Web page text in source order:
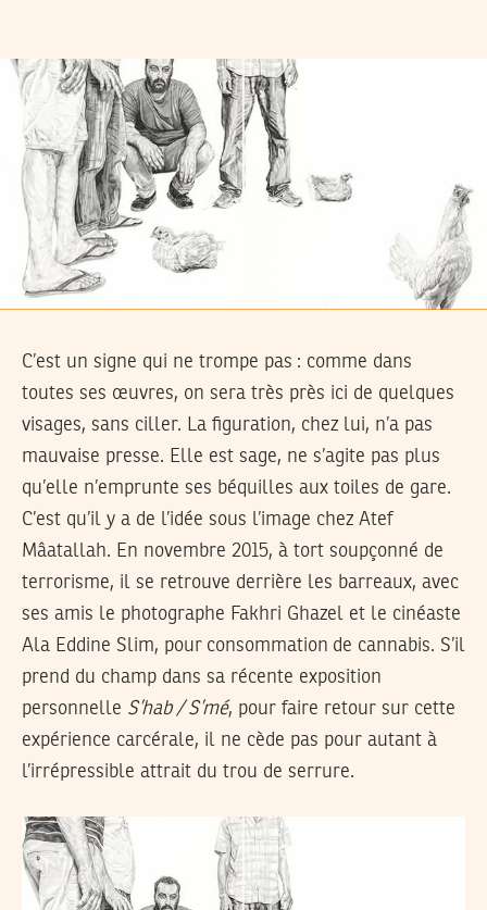
C’est un signe qui ne trompe pas : comme dans
toutes ses œuvres, on sera très près ici de quelques
visages, sans ciller. La figuration, chez lui, n’a pas
mauvaise presse. Elle est sage, ne s’agite pas plus
qu’elle n’emprunte ses béquilles aux toiles de gare.
C’est qu’il y a de l’idée sous l’image chez Atef
Mâatallah. En novembre 2015, à tort soupçonné de
terrorisme, il se retrouve derrière les barreaux, avec
ses amis le photographe Fakhri Ghazel et le cinéaste
Ala Eddine Slim, pour consommation de cannabis. S’il
prend du champ dans sa récente exposition
personnelle S’hab / S’mé, pour faire retour sur cette
expérience carcérale, il ne cède pas pour autant à
l’irrépressible attrait du trou de serrure.